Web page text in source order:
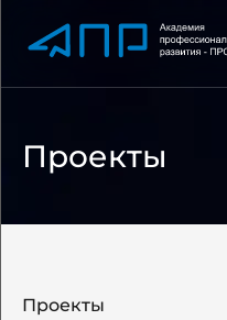
Проекты
Проекты